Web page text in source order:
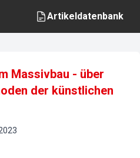
Artikeldatenbank
Massivbau - über
der künstlichen